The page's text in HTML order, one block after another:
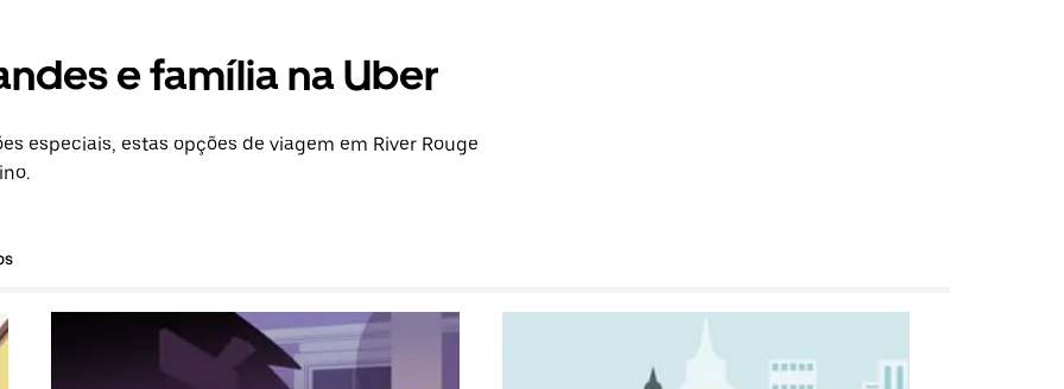
e família na Uber
especiais, estas opções de viagem em River Rouge